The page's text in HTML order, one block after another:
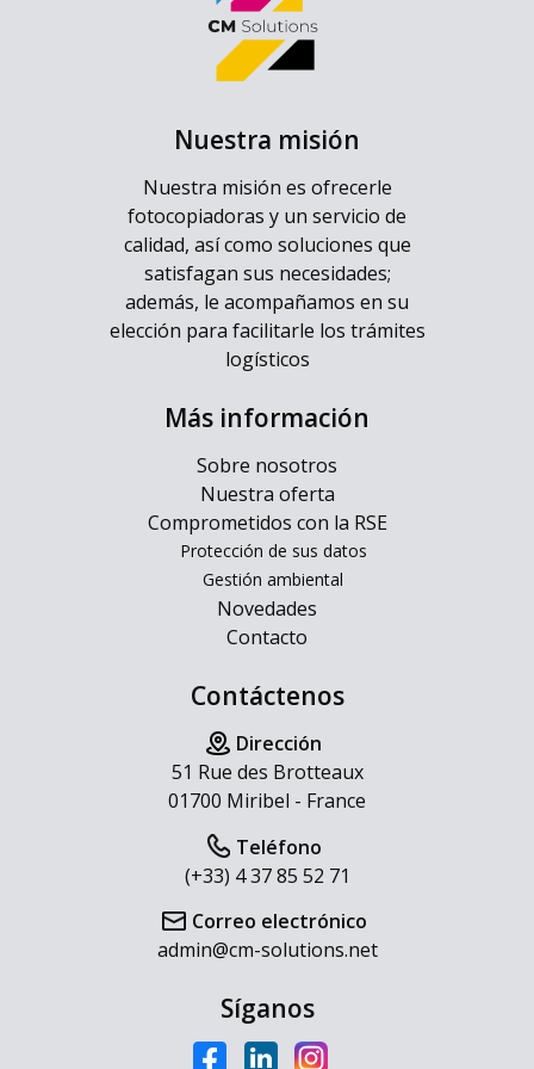
Nuestra misión
Nuestra misión es ofrecerle
fotocopiadoras y un servicio de
calidad, así como soluciones que
satisfagan sus necesidades;
además, le acompañamos en su
elección para facilitarle los trámites
logísticos
Más información
Sobre nosotros
Nuestra oferta
Comprometidos con la RSE
Protección de sus datos
Gestión ambiental
Novedades
Contacto
Contáctenos
Dirección
51 Rue des Brotteaux
01700 Miribel - France
Teléfono
(+33) 4 37 85 52 71
Correo electrónico
admin@cm-solutions.net
Síganos